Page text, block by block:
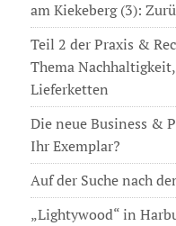
am Kiekeberg (3):
Teil 2 der Praxis &
Thema
Lieferketten
Die neue Business &
Ihr Exemplar?
Auf der Suche nach
„Lightywood“ in